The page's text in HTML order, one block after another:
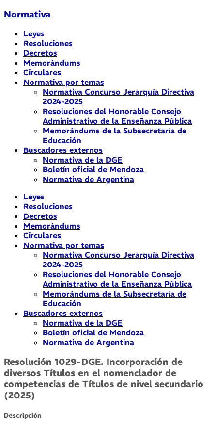
Normativa
Leyes
Resoluciones
Decretos
Memorándums
Circulares
Normativa por temas
Normativa Concurso Jerarquía Directiva
2024-2025
Resoluciones del Honorable Consejo
Administrativo de la Enseñanza Pública
Memorándums de la Subsecretaría de
Educación
Buscadores externos
Normativa de la DGE
Boletín oficial de Mendoza
Normativa de Argentina
Leyes
Resoluciones
Decretos
Memorándums
Circulares
Normativa por temas
Normativa Concurso Jerarquía Directiva
2024-2025
Resoluciones del Honorable Consejo
Administrativo de la Enseñanza Pública
Memorándums de la Subsecretaría de
Educación
Buscadores externos
Normativa de la DGE
Boletín oficial de Mendoza
Normativa de Argentina
Resolución 1029-DGE. Incorporación de
diversos Títulos en el nomenclador de
competencias de Títulos de nivel secundario
(2025)
Descripción